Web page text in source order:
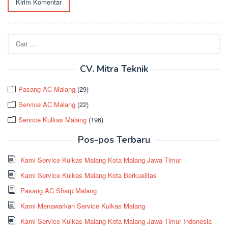
untuk:
CV. Mitra Teknik
Pasang AC Malang (29)
Service AC Malang (22)
Service Kulkas Malang (196)
Pos-pos Terbaru
Kami Service Kulkas Malang Kota Malang Jawa Timur
Kami Service Kulkas Malang Kota Berkualitas
Pasang AC Sharp Malang
Kami Menawarkan Service Kulkas Malang
Kami Service Kulkas Malang Kota Malang Jawa Timur Indonesia